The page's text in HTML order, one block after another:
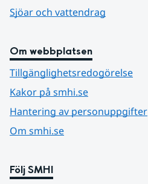
Sjöar och vattendrag
Om webbplatsen
Tillgänglighetsredogörelse
Kakor på smhi.se
Hantering av personuppgifter
Om smhi.se
Följ SMHI